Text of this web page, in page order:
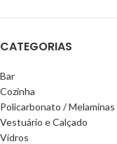
CATEGORIAS
Bar
Cozinha
Policarbonato / Melaminas
Vestuário e Calçado
Vidros